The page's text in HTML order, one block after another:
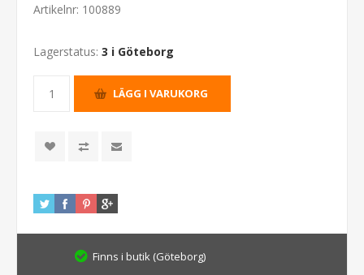
Artikelnr: 100889
Lagerstatus: 3 i Göteborg
Finns i butik (Göteborg)